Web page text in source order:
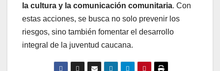
la cultura y la comunicación comunitaria. Con
estas acciones, se busca no solo prevenir los
riesgos, sino también fomentar el desarrollo
integral de la juventud caucana.